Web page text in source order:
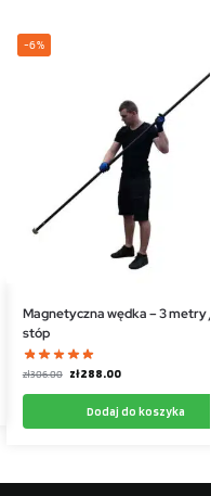
-6%
Magnetyczna wędka – 3 metry
stóp
zł306.00 zł288.00
Dodaj do koszyka